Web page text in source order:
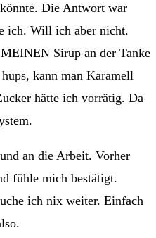
Die Antwort war
ich. Will ich aber nicht.
Sirup an der Tanke
kann man Karamell
hätte ich vorrätig. Da
an die Arbeit. Vorher
fühle mich bestätigt.
ich nix weiter. Einfach